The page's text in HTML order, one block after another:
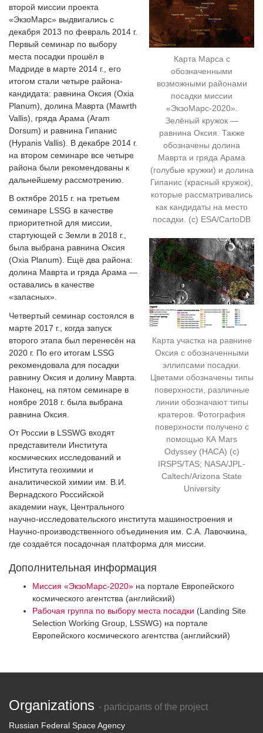
Карта Марса с
обозначенными
возможными районами
посадки миссии
«ЭкзоМарс-2020».
Зелёный кружок —
равнина Оксия. Также
обозначены долина
Маврта и гряда Арама
(голубые кружки) и долина
Гипанис (красный кружок),
которые рассматривались
как кандидаты на место
посадки. (c) ESA/CartoDB
Карта участка на равнине
Оксия с обозначенными
эллипсами посадки.
Цветами обозначены типы
поверхности, различные
линии обозначают типы
кратеров. Фотография
поверхности получено с
помощью КА Mars
Odyssey (НАСА) (c)
IRSPS/TAS; NASA/JPL-
Caltech/Arizona State
University
второй миссии проекта
«ЭкзоМарс» выдвигались с
декабря 2013 по февраль 2014 г.
Первый семинар по выбору
места посадки прошёл в
Мадриде в марте 2014 г., его
итогом стали четыре района-
кандидата: равнина Оксия (Oxia
Planum), долина Маврта (Mawrth
Vallis), гряда Арама (Aram
Dorsum) и равнина Гипанис
(Hypanis Vallis). В декабре 2014 г.
на втором семинаре все четыре
района были рекомендованы к
дальнейшему рассмотрению.
В октябре 2015 г. на третьем
семинаре LSSG в качестве
приоритетной для миссии,
стартующей с Земли в 2018 г.,
была выбрана равнина Оксия
(Oxia Planum). Ещё два района:
долина Маврта и гряда Арама —
оставались в качестве
«запасных».
Четвертый семинар состоялся в
марте 2017 г., когда запуск
второго этапа был перенесён на
2020 г. По его итогам LSSG
рекомендовала для посадки
равнину Оксия и долину Маврта.
Наконец, на пятом семинаре в
ноябре 2018 г. была выбрана
равнина Оксия.
От России в LSSWG входят
представители Института
космических исследований и
Института геохимии и
аналитической химии им. В.И.
Вернадского Российской
академии наук, Центрального
научно-исследовательского института машиностроения и
Научно-производственного объединения им. С.А. Лавочкина,
где создаётся посадочная платформа для миссии.
Дополнительная информация
Миссия «ЭкзоМарс-2020» на портале Европейского
космического агентства (английский)
Рабочая группа по выбору места посадки (Landing Site
Selection Working Group, LSSWG) на портале
Европейского космического агентства (английский)
Organizations - participants of the project
Russian Federal Space Agency